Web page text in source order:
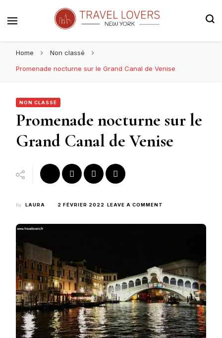
Home
Non classé
Promenade nocturne sur le Grand Canal de Venise
NON CLASSÉ
Promenade nocturne sur le
Grand Canal de Venise
by LAURA 2 FÉVRIER 2022 LEAVE A COMMENT
DE
VENISE